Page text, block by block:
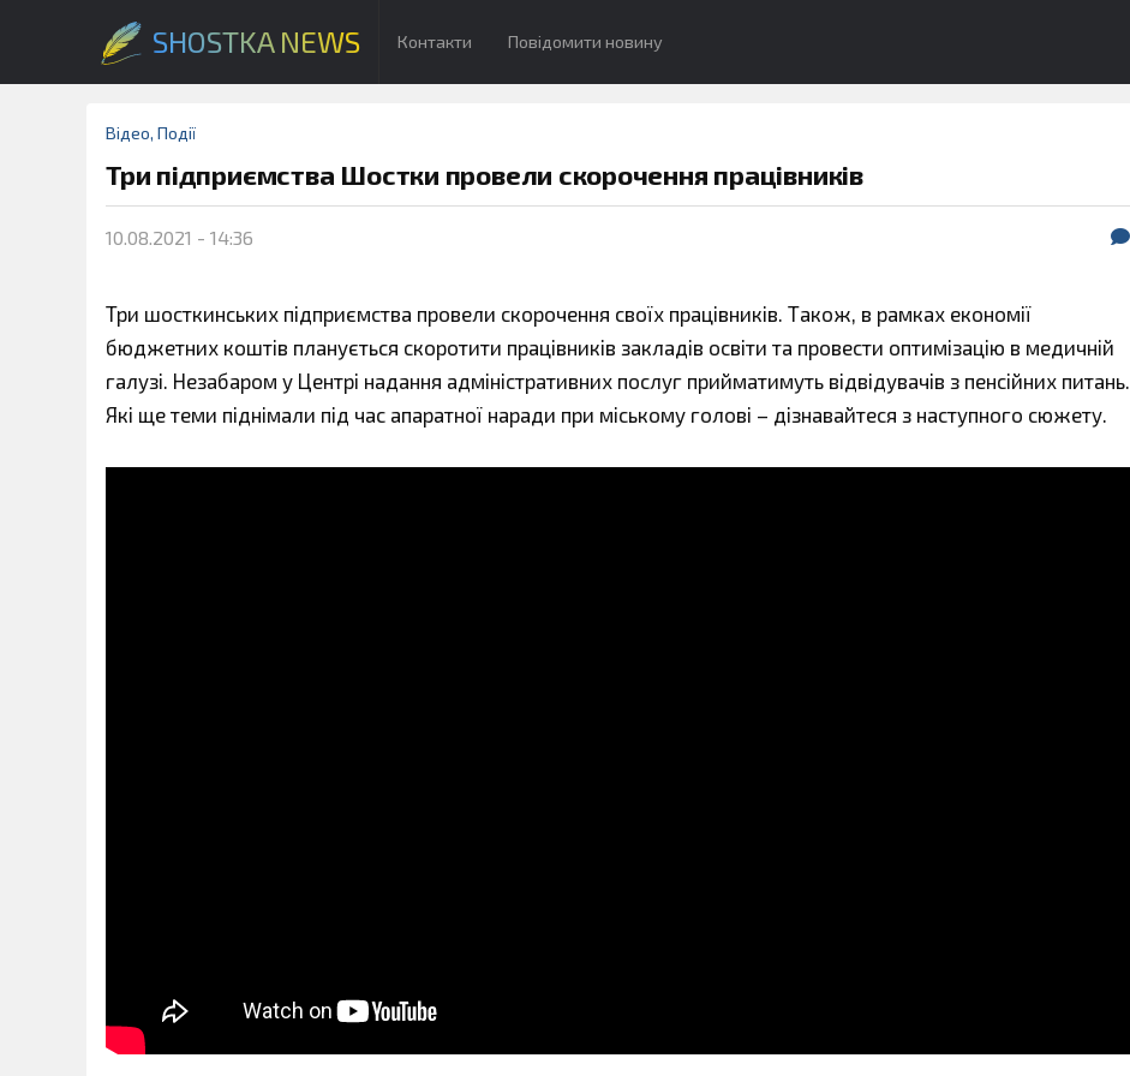
SHOSTKA NEWS Контакти Повідомити новину
Відео, Події
Три підприємства Шостки провели скорочення працівників
10.08.2021 - 14:36
Три шосткинських підприємства провели скорочення своїх працівників. Також, в рамках економії
бюджетних коштів планується скоротити працівників закладів освіти та провести оптимізацію в медичній
галузі. Незабаром у Центрі надання адміністративних послуг прийматимуть відвідувачів з пенсійних питань.
Які ще теми піднімали під час апаратної наради при міському голові – дізнавайтеся з наступного сюжету.